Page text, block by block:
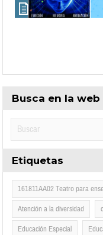
Busca en la web
Etiquetas
161811AA02 Teatro para
Atención a la diversidad
Educación Especial